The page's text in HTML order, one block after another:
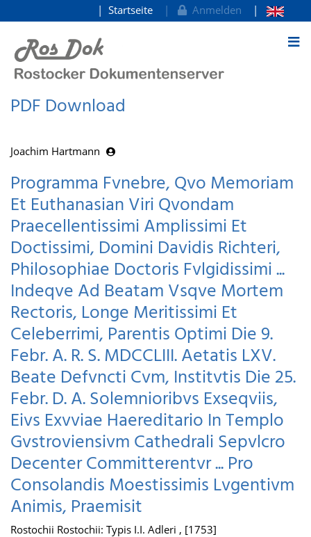
zum Inhalt
Startseite Anmelden
PDF Download
Joachim Hartmann
Programma Fvnebre, Qvo Memoriam
Et Euthanasian Viri Qvondam
Praecellentissimi Amplissimi Et
Doctissimi, Domini Davidis Richteri,
Philosophiae Doctoris Fvlgidissimi ...
Indeqve Ad Beatam Vsqve Mortem
Rectoris, Longe Meritissimi Et
Celeberrimi, Parentis Optimi Die 9.
Febr. A. R. S. MDCCLIII. Aetatis LXV.
Beate Defvncti Cvm, Institvtis Die 25.
Febr. D. A. Solemnioribvs Exseqviis,
Eivs Exvviae Haereditario In Templo
Gvstroviensivm Cathedrali Sepvlcro
Decenter Committerentvr ... Pro
Consolandis Moestissimis Lvgentivm
Animis, Praemisit
Rostochii Rostochii: Typis I.I. Adleri , [1753]